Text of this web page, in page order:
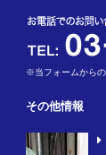
※当フォームからの
その他情報